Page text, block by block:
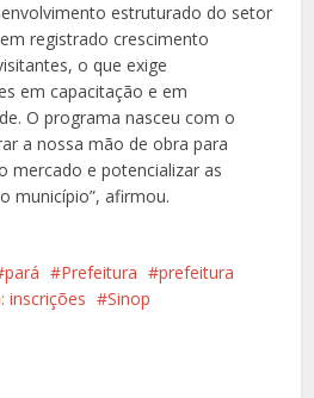
estruturado do setor
registrado crescimento
o que exige
em capacitação e em
O programa nasceu com o
a nossa mão de obra para
mercado e potencializar as
município”, afirmou.
pará Prefeitura
prefeitura
inscrições Sinop